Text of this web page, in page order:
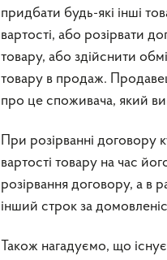
придбати будь-які інші
вартості, або розірвати
товару, або здійснити
товару в продаж.
про це споживача, який
При розірванні договору
вартості товару на час
розірвання договору, а в
інший строк за
Також нагадуємо, що